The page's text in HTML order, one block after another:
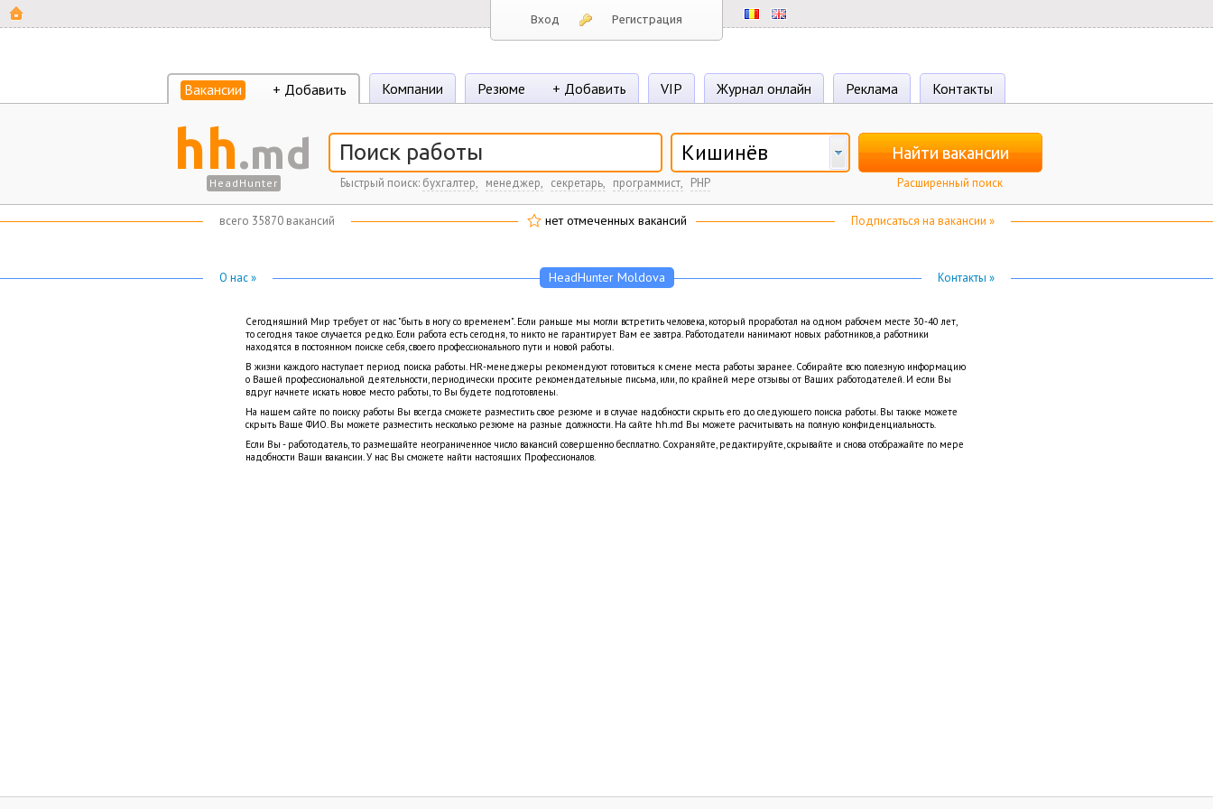
Вход Регистрация
Вакансии + Добавить Компании Резюме + Добавить VIP Журнал онлайн Реклама Контакты
hh.md
HeadHunter
Кишинёв Найти вакансии
Быстрый поиск: бухгалтер, менеджер, секретарь, программист, PHP Расширенный поиск
всего 35870 вакансий Подписаться на вакансии »
нет отмеченных вакансий
О нас » Контакты »
HeadHunter Moldova
Сегодняшний Мир требует от нас "быть в ногу со временем". Если раньше мы могли встретить человека, который проработал на одном рабочем месте 30-40 лет,
то сегодня такое случается редко. Если работа есть сегодня, то никто не гарантирует Вам ее завтра. Работодатели нанимают новых работников, а работники
находятся в постоянном поиске себя, своего профессионального пути и новой работы.
В жизни каждого наступает период поиска работы. HR-менеджеры рекомендуют готовиться к смене места работы заранее. Собирайте всю полезную информацию
о Вашей профессиональной деятельности, периодически просите рекомендательные письма, или, по крайней мере отзывы от Ваших работодателей. И если Вы
вдруг начнете искать новое место работы, то Вы будете подготовлены.
На нашем сайте по поиску работы Вы всегда сможете разместить свое резюме и в случае надобности скрыть его до следующего поиска работы. Вы также можете
скрыть Ваше ФИО. Вы можете разместить несколько резюме на разные должности. На сайте hh.md Вы можете расчитывать на полную конфиденциальность.
Если Вы - работодатель, то размещайте неограниченное число вакансий совершенно бесплатно. Сохраняйте, редактируйте, скрывайте и снова отображайте по мере
надобности Ваши вакансии. У нас Вы сможете найти настоящих Профессионалов.